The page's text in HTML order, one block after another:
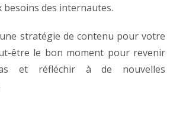
besoins des internautes.
stratégie de contenu pour votre
être le bon moment pour revenir
et réfléchir à de nouvelles